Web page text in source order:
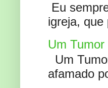
Eu
igreja,
Um Tumor
Um
afamado